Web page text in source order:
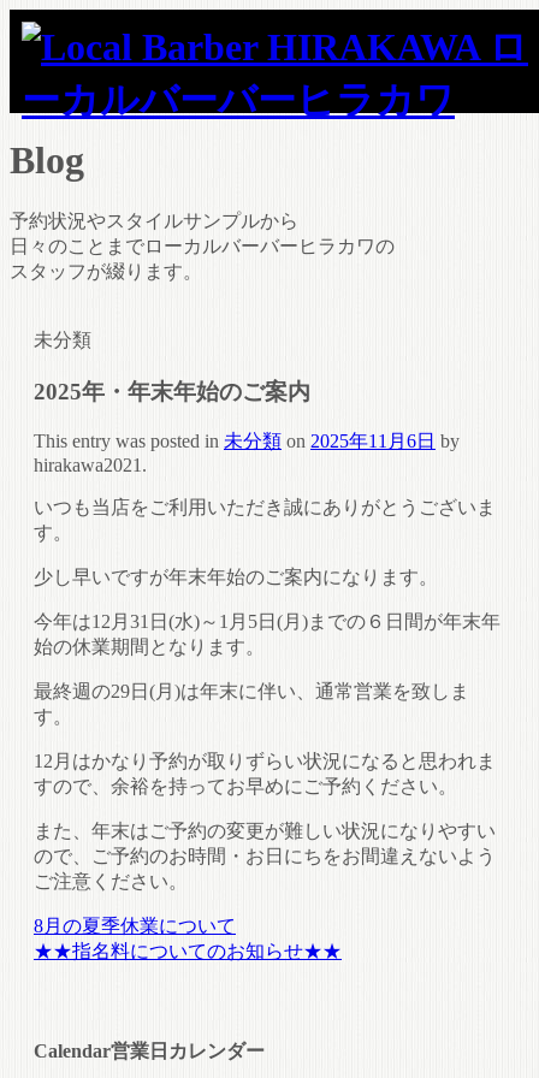
Blog
予約状況やスタイルサンプルから
日々のことまでローカルバーバーヒラカワの
スタッフが綴ります。
未分類
2025年・年末年始のご案内
This entry was posted in 未分類 on 2025年11月6日 by
hirakawa2021 .
いつも当店をご利用いただき誠にありがとうございま
す。
少し早いですが年末年始のご案内になります。
今年は12月31日(水)～1月5日(月)までの６日間が年末年
始の休業期間となります。
最終週の29日(月)は年末に伴い、通常営業を致しま
す。
12月はかなり予約が取りずらい状況になると思われま
すので、余裕を持ってお早めにご予約ください。
また、年末はご予約の変更が難しい状況になりやすい
ので、ご予約のお時間・お日にちをお間違えないよう
ご注意ください。
8月の夏季休業について
★★指名料についてのお知らせ★★
Calendar営業日カレンダー